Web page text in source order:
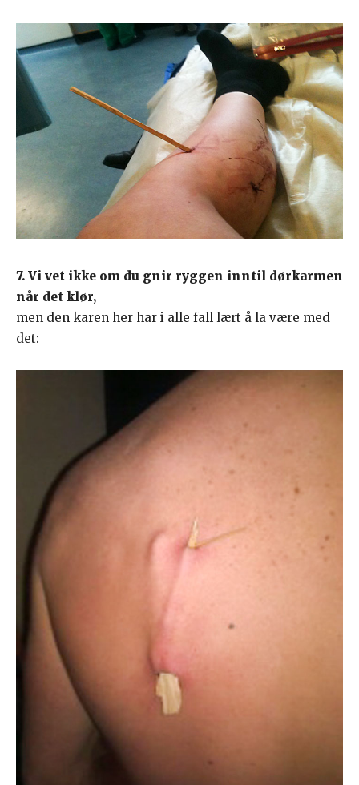
7. Vi vet ikke om du gnir ryggen inntil dørkarmen
når det klør,
men den karen her har i alle fall lært å la være med
det: